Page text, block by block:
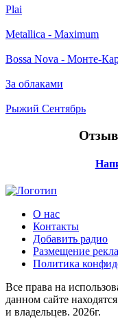
Plai
Metallica - Maximum
Bossa Nova - Монте-
За облаками
Рыжий Сентябрь
О нас
Контакты
Добавить радио
Размещение
Политика
Все права на
данном сайте
и владельцев. 2026г.